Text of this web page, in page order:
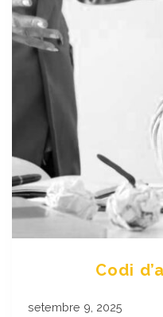
Codi
setembre 9, 2025